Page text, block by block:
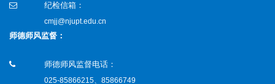
纪检信箱：
cmjj@njupt.edu.cn
师德师风监督：
师德师风监督电话：
025-85866215、85866749